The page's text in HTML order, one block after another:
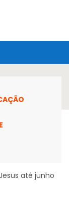
até junho